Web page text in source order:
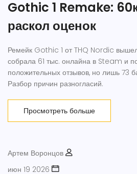
Gothic 1 Remake:
раскол оценок
Ремейк Gothic 1 от THQ Nordic
собрала 61 тыс. онлайна в Steam и
положительных отзывов, но лишь 73
Разбор причин разногласий.
Просмотреть больше
Артем Воронцов
июн 19 2026